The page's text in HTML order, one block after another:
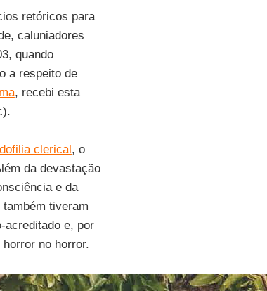
retóricos para
caluniadores
quando
a respeito de
, recebi esta
clerical, o
da devastação
e da
tiveram
acreditado e, por
no horror.